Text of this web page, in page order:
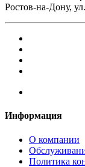
Ростов-на-Дону,
Информация
О компании
Политика